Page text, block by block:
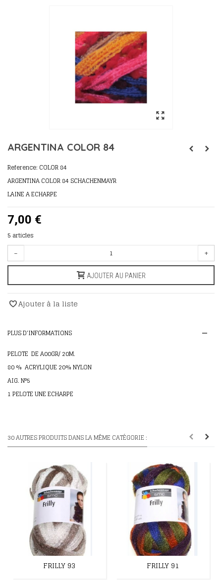
ARGENTINA COLOR 84
Reference: COLOR 84
ARGENTINA COLOR 84 SCHACHENMAYR
LAINE A ECHARPE
7,00 €
5 articles
- +
AJOUTER AU PANIER
Ajouter à la liste
PLUS D'INFORMATIONS
PELOTE DE A00GR/ 20M.
80 % ACRYLIQUE 20% NYLON
AIG. N°5
1 PELOTE UNE ECHARPE
30 AUTRES PRODUITS DANS LA MÊME CATÉGORIE :
FRILLY 93 FRILLY 91